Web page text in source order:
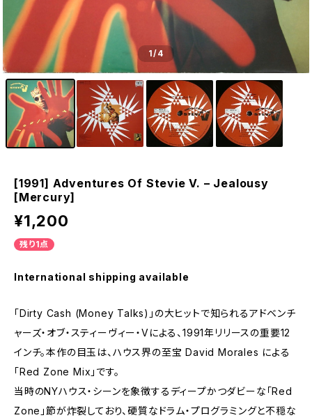
1/4
[1991] Adventures Of Stevie V. – Jealousy
[Mercury]
¥1,200
残り1点
International shipping available
「Dirty Cash (Money Talks)」の大ヒットで知られるアドベンチ
ャーズ・オブ・スティーヴィー・Vによる、1991年リリースの重要12
インチ。本作の目玉は、ハウス界の至宝 David Morales による
「Red Zone Mix」です。
当時のNYハウス・シーンを象徴するディープかつダビーな「Red
Zone」節が炸裂しており、硬質なドラム・プログラミングと不穏な